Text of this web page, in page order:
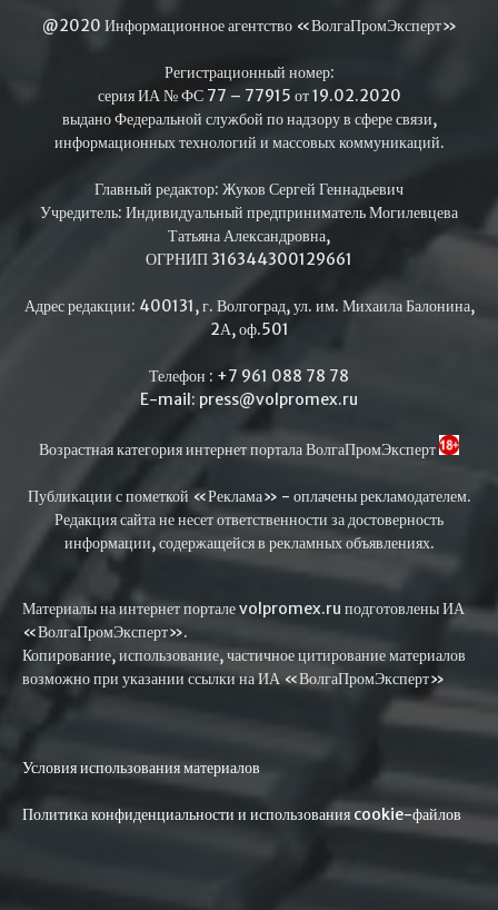
@2020 Информационное агентство «ВолгаПромЭксперт»
Регистрационный номер:
серия ИА № ФС 77 – 77915 от 19.02.2020
выдано Федеральной службой по надзору в сфере связи,
информационных технологий и массовых коммуникаций.
Главный редактор: Жуков Сергей Геннадьевич
Учредитель: Индивидуальный предприниматель Могилевцева
Татьяна Александровна,
ОГРНИП 316344300129661
Адрес редакции: 400131, г. Волгоград, ул. им. Михаила Балонина,
2А, оф.501
Телефон : +7 961 088 78 78
E-mail: press@volpromex.ru
Возрастная категория интернет портала ВолгаПромЭксперт
Публикации с пометкой «Реклама» - оплачены рекламодателем.
Редакция сайта не несет ответственности за достоверность
информации, содержащейся в рекламных объявлениях.
Материалы на интернет портале volpromex.ru подготовлены ИА
«ВолгаПромЭксперт».
Копирование, использование, частичное цитирование материалов
возможно при указании ссылки на ИА «ВолгаПромЭксперт»
Условия использования материалов
Политика конфиденциальности и использования cookie-файлов